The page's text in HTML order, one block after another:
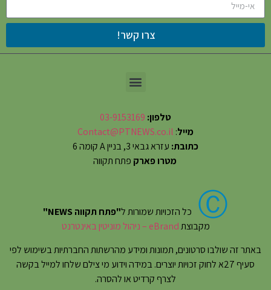
צרו קשר!
טלפון: 03-9153169
מייל:
Contact@PTNEWS.co.il
כתובת: עזרא גבאי 3, בניין A קומה 6
מטרו פארק פתח תקווה
Ⓒ כל הזכויות שמורות ל"פתח תקווה NEWS"
מקבוצתeBrand – ניהול מוניטין באינטרנט
באתר זה שולבו סרטונים, תמונות ומידע מהרשתות החברתיות בשימוש לפי
סעיף 27א לחוק זכויות יוצרים. במידה וידוע מי צילם שלחו למייל בקשה
לצרף קרדיט או להסרה.